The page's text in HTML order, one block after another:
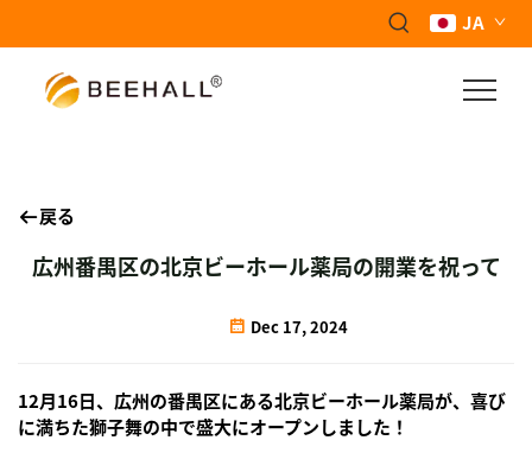
JA
戻る
広州番禺区の北京ビーホール薬局の開業を祝って
Dec 17, 2024
12月16日、広州の番禺区にある北京ビーホール薬局が、喜び
に満ちた獅子舞の中で盛大にオープンしました！